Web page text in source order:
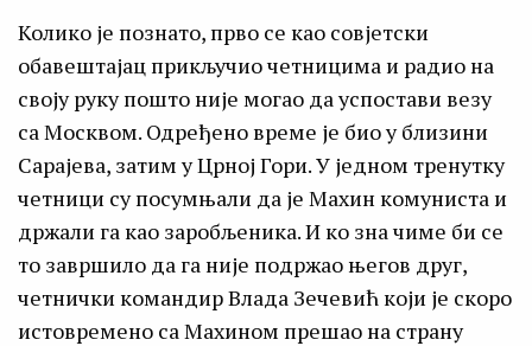
Колико је познато, прво се као совјетски
обавештајац прикључио четницима и радио на
своју руку пошто није могао да успостави везу
са Москвом. Одређено време је био у близини
Сарајева, затим у Црној Гори. У једном тренутку
четници су посумњали да је Махин комуниста и
држали га као заробљеника. И ко зна чиме би се
то завршило да га није подржао његов друг,
четнички командир Влада Зечевић који је скоро
истовремено са Махином прешао на страну